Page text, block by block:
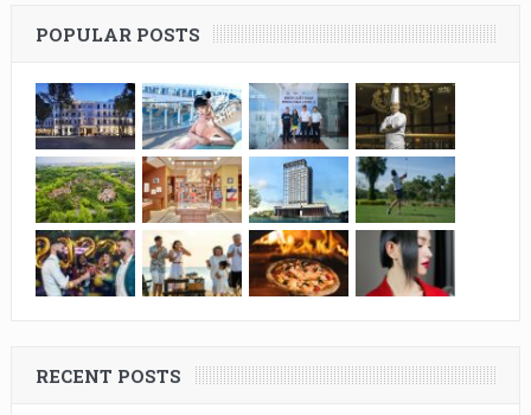
POPULAR POSTS
RECENT POSTS